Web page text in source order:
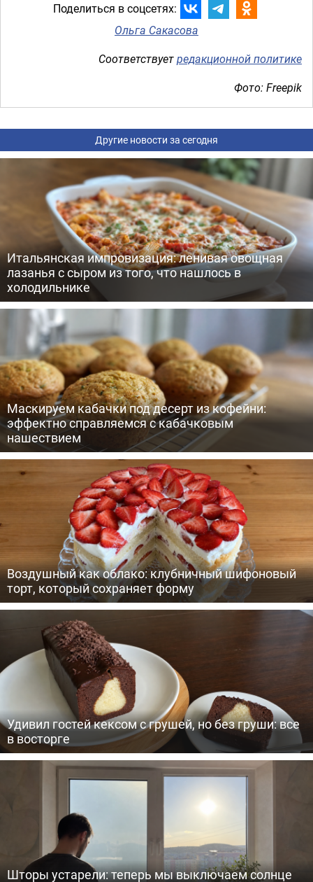
Поделиться в соцсетях:
Ольга Сакасова
Соответствуетредакционной политике
Фото: Freepik
Другие новости за сегодня
Итальянская импровизация: ленивая овощная
лазанья с сыром из того, что нашлось в
холодильнике
Маскируем кабачки под десерт из кофейни:
эффектно справляемся с кабачковым
нашествием
Воздушный как облако: клубничный шифоновый
торт, который сохраняет форму
Удивил гостей кексом с грушей, но без груши: все
в восторге
Шторы устарели: теперь мы выключаем солнце